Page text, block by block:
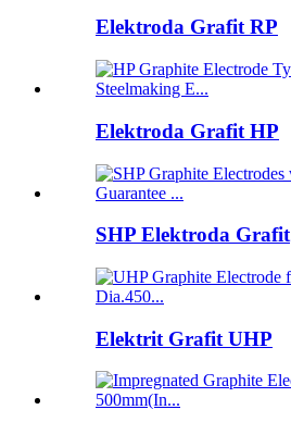
Elektroda Grafit RP
Elektroda Grafit HP
SHP Elektroda Grafit
Elektrit Grafit UHP